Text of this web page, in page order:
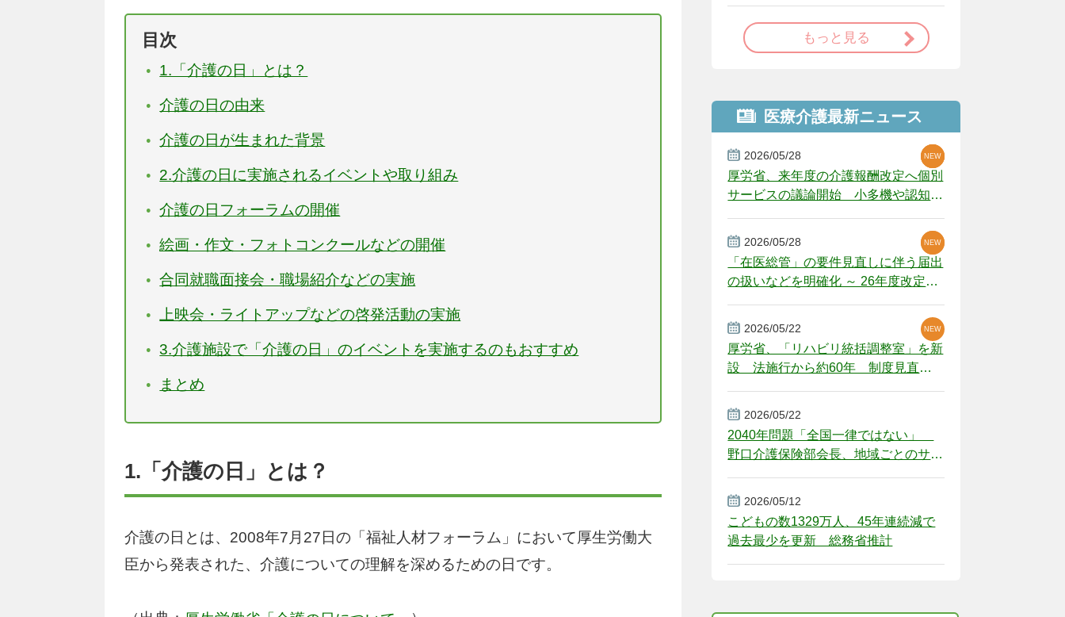
目次
1.「介護の日」とは？
介護の日の由来
介護の日が生まれた背景
2.介護の日に実施されるイベントや取り組み
介護の日フォーラムの開催
絵画・作文・フォトコンクールなどの開催
合同就職面接会・職場紹介などの実施
上映会・ライトアップなどの啓発活動の実施
3.介護施設で「介護の日」のイベントを実施するのもおすすめ
まとめ
1.「介護の日」とは？
介護の日とは、2008年7月27日の「福祉人材フォーラム」において厚生労働大
臣から発表された、介護についての理解を深めるための日です。
もっと見る
医療介護最新ニュース
2026/05/28
厚労省、来年度の介護報酬改定へ個別
サービスの議論開始 小多機や認知症
NEW
NEW
NEW
2026/05/28
「在医総管」の要件見直しに伴う届出
の扱いなどを明確化 ～ 26年度改定疑
NEW
NEW
2026/05/22
厚労省、「リハビリ統括調整室」を新
設 法施行から約60年 制度見直し
NEW
2026/05/22
2040年問題「全国一律ではない」
野口介護保険部会長、地域ごとのサー
2026/05/12
こどもの数1329万人、45年連続減で
過去最少を更新 総務省推計